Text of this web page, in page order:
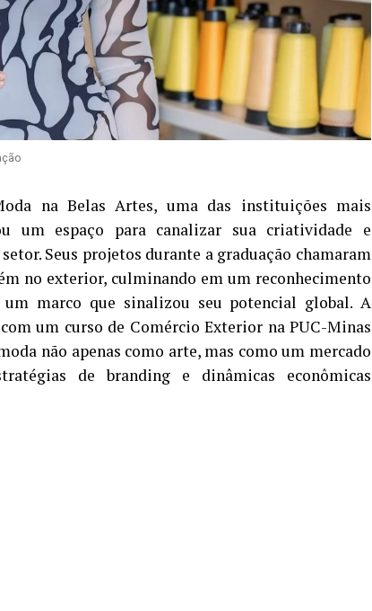
na Belas Artes, uma das instituições mais
um espaço para canalizar sua criatividade e
Seus projetos durante a graduação chamaram
no exterior, culminando em um reconhecimento
marco que sinalizou seu potencial global. A
um curso de Comércio Exterior na PUC-Minas
não apenas como arte, mas como um mercado
de branding e dinâmicas econômicas